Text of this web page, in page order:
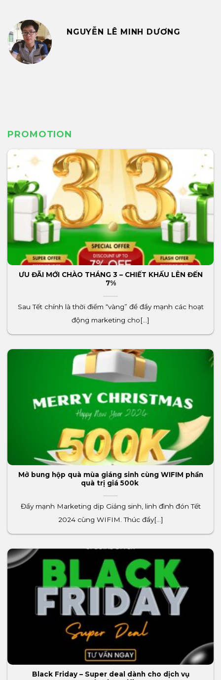
NGUYỄN LÊ MINH DƯƠNG
PROMOTION
ƯU ĐÃI MỚI CHÀO THÁNG 3 – CHIẾT KHẤU LÊN ĐẾN
7%
Sau Tết chính là thời điểm “vàng” để đẩy mạnh các hoạt
động marketing cho[...]
Mở bung hộp quà mùa giáng sinh cùng WIFIM phần
quà trị giá 500k
Đẩy mạnh Marketing dịp Giáng sinh, linh đình đón Tết
2024 cùng WIFIM. Thúc đẩy[...]
Black Friday – Super deal dành cho dịch vụ